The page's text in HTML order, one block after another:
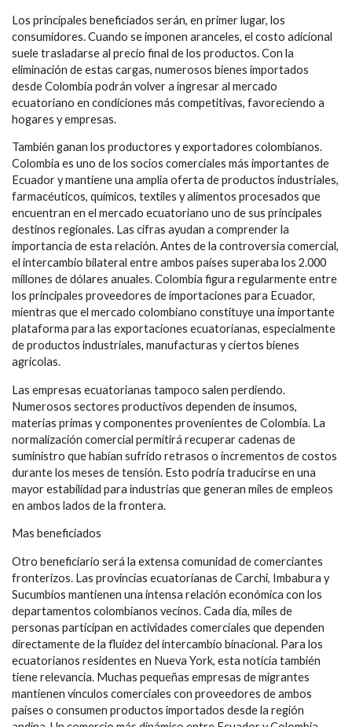
Los principales beneficiados serán, en primer lugar, los
consumidores. Cuando se imponen aranceles, el costo adicional
suele trasladarse al precio final de los productos. Con la
eliminación de estas cargas, numerosos bienes importados
desde Colombia podrán volver a ingresar al mercado
ecuatoriano en condiciones más competitivas, favoreciendo a
hogares y empresas.
También ganan los productores y exportadores colombianos.
Colombia es uno de los socios comerciales más importantes de
Ecuador y mantiene una amplia oferta de productos industriales,
farmacéuticos, químicos, textiles y alimentos procesados que
encuentran en el mercado ecuatoriano uno de sus principales
destinos regionales. Las cifras ayudan a comprender la
importancia de esta relación. Antes de la controversia comercial,
el intercambio bilateral entre ambos países superaba los 2.000
millones de dólares anuales. Colombia figura regularmente entre
los principales proveedores de importaciones para Ecuador,
mientras que el mercado colombiano constituye una importante
plataforma para las exportaciones ecuatorianas, especialmente
de productos industriales, manufacturas y ciertos bienes
agrícolas.
Las empresas ecuatorianas tampoco salen perdiendo.
Numerosos sectores productivos dependen de insumos,
materias primas y componentes provenientes de Colombia. La
normalización comercial permitirá recuperar cadenas de
suministro que habían sufrido retrasos o incrementos de costos
durante los meses de tensión. Esto podría traducirse en una
mayor estabilidad para industrias que generan miles de empleos
en ambos lados de la frontera.
Mas beneficiados
Otro beneficiario será la extensa comunidad de comerciantes
fronterizos. Las provincias ecuatorianas de Carchi, Imbabura y
Sucumbíos mantienen una intensa relación económica con los
departamentos colombianos vecinos. Cada día, miles de
personas participan en actividades comerciales que dependen
directamente de la fluidez del intercambio binacional. Para los
ecuatorianos residentes en Nueva York, esta noticia también
tiene relevancia. Muchas pequeñas empresas de migrantes
mantienen vínculos comerciales con proveedores de ambos
países o consumen productos importados desde la región